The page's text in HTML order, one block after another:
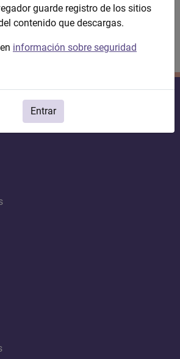
guarde registro de los sitios
contenido que descargas.
información sobre seguridad
Entrar